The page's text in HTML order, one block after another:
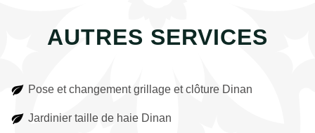
AUTRES SERVICES
Pose et changement grillage et clôture Dinan
Jardinier taille de haie Dinan